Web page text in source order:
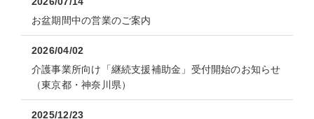
お盆期間中の営業のご案内
2026/04/02
介護事業所向け「継続支援補助金」受付開始のお知らせ
（東京都・神奈川県）
2025/12/23